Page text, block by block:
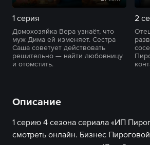
1 серия
Домохозяйка Вера узнаёт, что
муж Дима ей изменяет. Сестра
Саша советует действовать
решительно — найти любовницу
и отомстить.
2
Описание
1 серию 4 сезона сериала «ИП
смотреть онлайн. Бизнес